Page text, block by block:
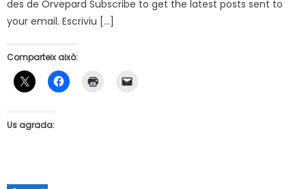
des de Orvepard Subscribe to get the latest posts sent to
your email. Escriviu […]
Comparteix això:
Us agrada: